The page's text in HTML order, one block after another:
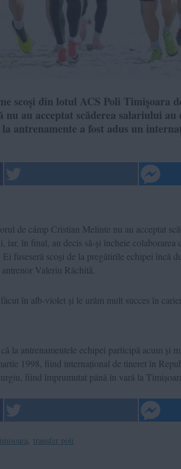
scoși din lotul ACS Poli Timișoara
au acceptat scăderea salariului au
antrenamente a fost adus un
de câmp Cristian Melinte nu au acceptat
iar, în final, au decis să-și încheie colaborarea
fuseseră scoși de la pregătirile echipei încă
Valeriu Răchită.
în alb-violet și le urăm mult succes în
la antrenamentele echipei participă acum și
1998, fiind internațional de tineret în
fiind împrumutat până în vară la
transfer poli